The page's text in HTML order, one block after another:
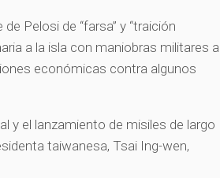
Pelosi de “farsa” y “traición
a la isla con maniobras militares a
económicas contra algunos
y el lanzamiento de misiles de largo
taiwanesa, Tsai Ing-wen,